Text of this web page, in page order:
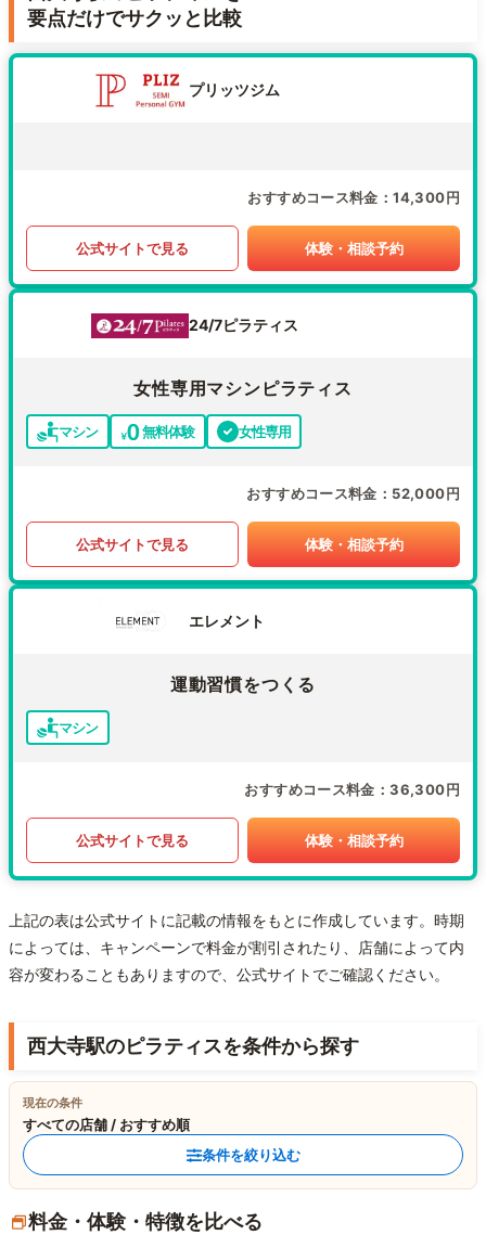
要点だけでサクッと比較
プリッツジム
おすすめコース料金 14,300円
公式サイトで見る 体験・相談予約
24/7ピラティス
女性専用マシンピラティス
マシン 無料体験 女性専用
おすすめコース料金 52,000円
公式サイトで見る 体験・相談予約
エレメント
運動習慣をつくる
マシン
おすすめコース料金 36,300円
公式サイトで見る 体験・相談予約
上記の表は公式サイトに記載の情報をもとに作成しています。時期
によっては、キャンペーンで料金が割引されたり、店舗によって内
容が変わることもありますので、公式サイトでご確認ください。
西大寺駅のピラティスを条件から探す
現在の条件
すべての店舗 / おすすめ順
条件を絞り込む
料金・体験・特徴を比べる